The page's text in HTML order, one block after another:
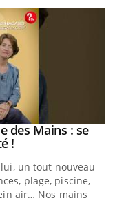
des Mains : se
!Youtube
un tout nouveau
plage, piscine,
air… Nos mains